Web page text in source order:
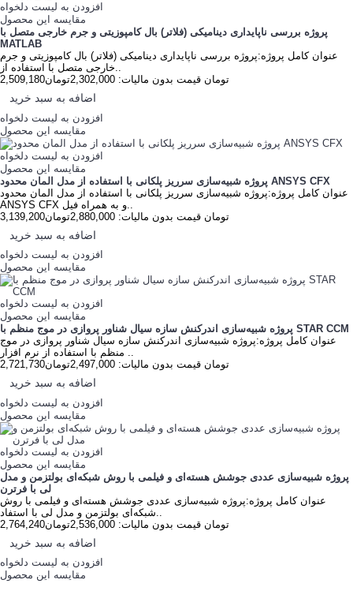
افزودن به لیست دلخواه
مقایسه این محصول
پروژه بررسی ناپایداری دینامیکی (فلاتر) بال کامپوزیتی و جرم خارجی متصل با
MATLAB
عنوان کامل پروژه:پروژه بررسی ناپایداری دینامیکی (فلاتر) بال کامپوزیتی و جرم
خارجی متصل با استفاده از..
2,509,180تومان قیمت بدون مالیات: 2,302,000تومان
اضافه به سبد خرید
افزودن به لیست دلخواه
مقایسه این محصول
افزودن به لیست دلخواه
مقایسه این محصول
پروژه شبیه‌سازی سرریز پلکانی با استفاده از مدل المان محدود ANSYS CFX
عنوان کامل پروژه:پروژه شبیه‌سازی سرریز پلکانی با استفاده از مدل المان محدود
3,139,200تومان قیمت بدون مالیات: 2,880,000تومان
اضافه به سبد خرید
افزودن به لیست دلخواه
مقایسه این محصول
افزودن به لیست دلخواه
مقایسه این محصول
پروژه شبیه‌سازی اندرکنش سازه سیال شناور پروازی در موج منظم با STAR CCM‌
عنوان کامل پروژه:پروژه شبیه‌سازی اندرکنش سازه سیال شناور پروازی در موج
منظم با استفاده از نرم افزار ..
2,721,730تومان قیمت بدون مالیات: 2,497,000تومان
اضافه به سبد خرید
افزودن به لیست دلخواه
مقایسه این محصول
افزودن به لیست دلخواه
مقایسه این محصول
پروژه شبیه‌سازی عددی جوشش هسته‌ای و فیلمی با روش شبکه‌ای بولتزمن و مدل
لی با فرترن
عنوان کامل پروژه:پروژه شبیه‌سازی عددی جوشش هسته‌ای و فیلمی با روش
2,764,240تومان قیمت بدون مالیات: 2,536,000تومان
اضافه به سبد خرید
افزودن به لیست دلخواه
مقایسه این محصول